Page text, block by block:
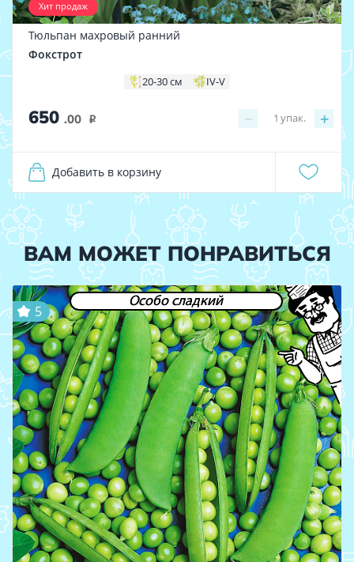
Хит продаж
Тюльпан махровый ранний
Фокстрот
20-30 см IV-V
650 .00 i − +
1 упак.
Добавить в корзину
ВАМ МОЖЕТ ПОНРАВИТЬСЯ
Особо сладкий
5